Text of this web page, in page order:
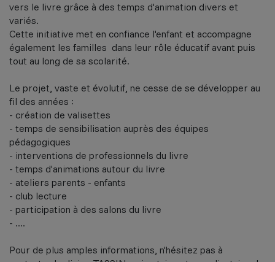
vers le livre grâce à des temps d'animation divers et
variés.
Cette initiative met en confiance l'enfant et accompagne
également les familles dans leur rôle éducatif avant puis
tout au long de sa scolarité.
Le projet, vaste et évolutif, ne cesse de se développer au
fil des années :
- création de valisettes
- temps de sensibilisation auprès des équipes
pédagogiques
- interventions de professionnels du livre
- temps d'animations autour du livre
- ateliers parents - enfants
- club lecture
- participation à des salons du livre
- ....
Pour de plus amples informations, n'hésitez pas à